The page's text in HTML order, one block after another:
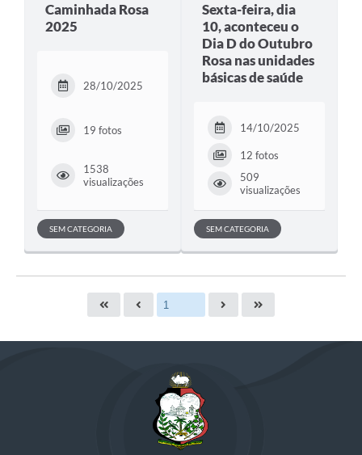
Caminhada Rosa
2025
28/10/2025
19 fotos
1538
visualizações
SEM CATEGORIA
Sexta-feira, dia
10, aconteceu o
Dia D do Outubro
Rosa nas unidades
básicas de saúde
14/10/2025
12 fotos
509
visualizações
SEM CATEGORIA